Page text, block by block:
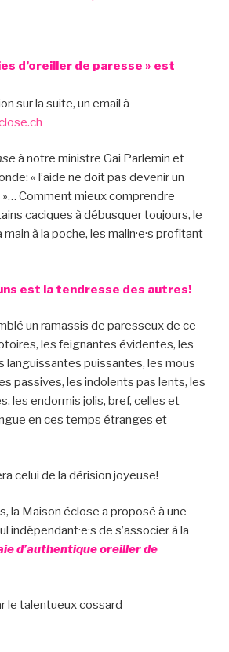
d’oreiller de paresse » est
sur la suite, un email à
à notre ministre Gai Parlemin et
« l’aide ne doit pas devenir un
Comment mieux comprendre
caciques à débusquer toujours, le
à la poche, les malin·e·s profitant
est la tendresse des autres!
un ramassis de paresseux de ce
les feignantes évidentes, les
languissantes puissantes, les mous
passives, les indolents pas lents, les
les endormis jolis, bref, celles et
en ces temps étranges et
celui de la dérision joyeuse!
la Maison éclose a proposé à une
indépendant·e·s de s’associer à la
d’authentique oreiller de
le talentueux cossard